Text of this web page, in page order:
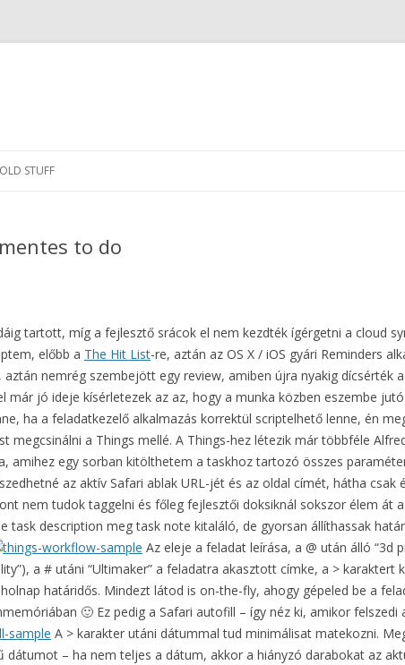
OLD STUFF
to do
tartott, míg a fejlesztő srácok el nem kezdték ígérgetni a cloud
előbb a The Hit List-re, aztán az OS X / iOS gyári Reminders
nemrég szembejött egy review, amiben újra nyakig dícsérték
már jó ideje kísérletezek az az, hogy a munka közben eszembe
ha a feladatkezelő alkalmazás korrektül scriptelhető lenne, én
megcsinálni a Things mellé. A Things-hez létezik már többféle
amihez egy sorban kitölthetem a taskhoz tartozó összes
az aktív Safari ablak URL-jét és az oldal címét, hátha csak
nem tudok taggelni és főleg fejlesztői doksiknál sokszor élem át
task description meg task note kitaláló, de gyorsan állíthassak
Az eleje a feladat leírása, a @ után álló “3d
a # utáni “Ultimaker” a feladatra akasztott címke, a >
határidős. Mindezt látod is on-the-fly, ahogy gépeled be a
🙂 Ez pedig a Safari autofill – így néz ki, amikor felszedi
A > karakter utáni dátummal tud minimálisat matekozni.
dátumot – ha nem teljes a dátum, akkor a hiányzó darabokat az